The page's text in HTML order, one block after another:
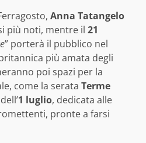
Anna Tatangelo
più noti, mentre il 21
” porterà il pubblico nel
più amata degli
poi spazi per la
come la serata Terme
dell’1 luglio, dedicata alle
pronte a farsi